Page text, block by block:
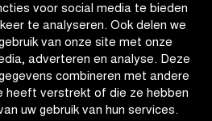
voor social media te bieden
te analyseren. Ook delen we
van onze site met onze
adverteren en analyse. Deze
combineren met andere
heeft verstrekt of die ze hebben
uw gebruik van hun services.